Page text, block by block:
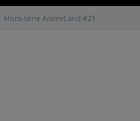
Hors-série AnimeLand #21